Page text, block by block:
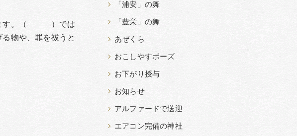
ます。（ ）では
物や、罪を祓うと
「浦安」の舞
「豊栄」の舞
あぜくら
おこしやすポーズ
お下がり授与
お知らせ
アルファードで送迎
エアコン完備の神社